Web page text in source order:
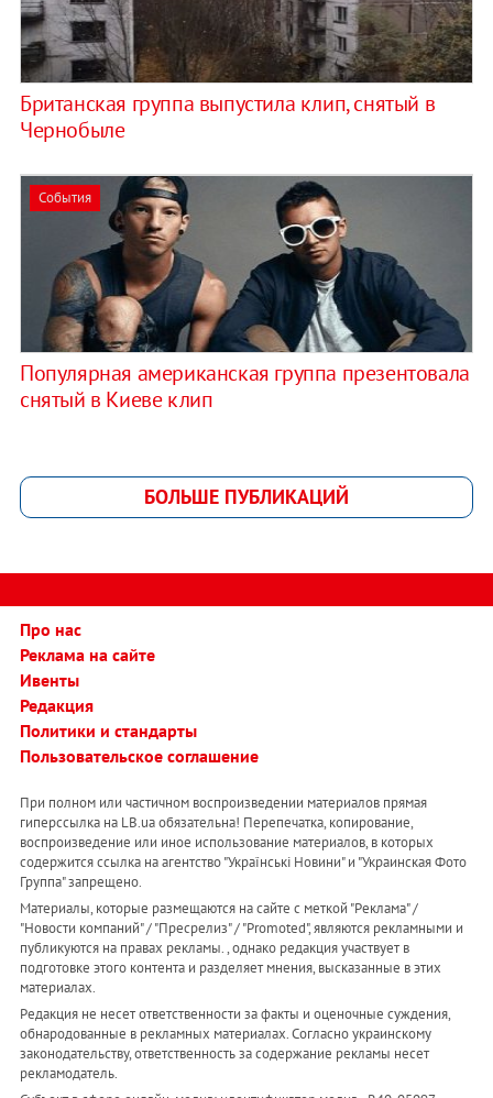
Британская группа выпустила клип, снятый в
Чернобыле
События
Популярная американская группа презентовала
снятый в Киеве клип
БОЛЬШЕ ПУБЛИКАЦИЙ
Про нас
Реклама на сайте
Ивенты
Редакция
Политики и стандарты
Пользовательское соглашение
При полном или частичном воспроизведении материалов прямая
гиперссылка на LB.ua обязательна! Перепечатка, копирование,
воспроизведение или иное использование материалов, в которых
содержится ссылка на агентство "Українськi Новини" и "Украинская Фото
Группа" запрещено.
Материалы, которые размещаются на сайте с меткой "Реклама" /
"Новости компаний" / "Пресрелиз" / "Promoted", являются рекламными и
публикуются на правах рекламы. , однако редакция участвует в
подготовке этого контента и разделяет мнения, высказанные в этих
материалах.
Редакция не несет ответственности за факты и оценочные суждения,
обнародованные в рекламных материалах. Согласно украинскому
законодательству, ответственность за содержание рекламы несет
рекламодатель.